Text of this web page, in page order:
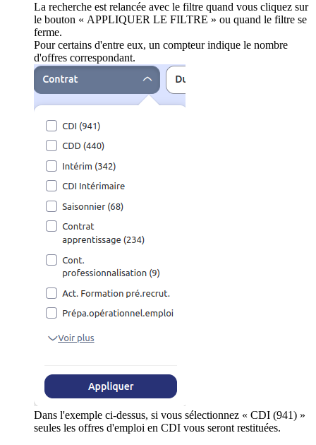
La recherche est relancée avec le filtre quand vous cliquez sur
le bouton « APPLIQUER LE FILTRE » ou quand le filtre se
ferme.
Pour certains d'entre eux, un compteur indique le nombre
d'offres correspondant.
Dans l'exemple ci-dessus, si vous sélectionnez « CDI (941) »
seules les offres d'emploi en CDI vous seront restituées.